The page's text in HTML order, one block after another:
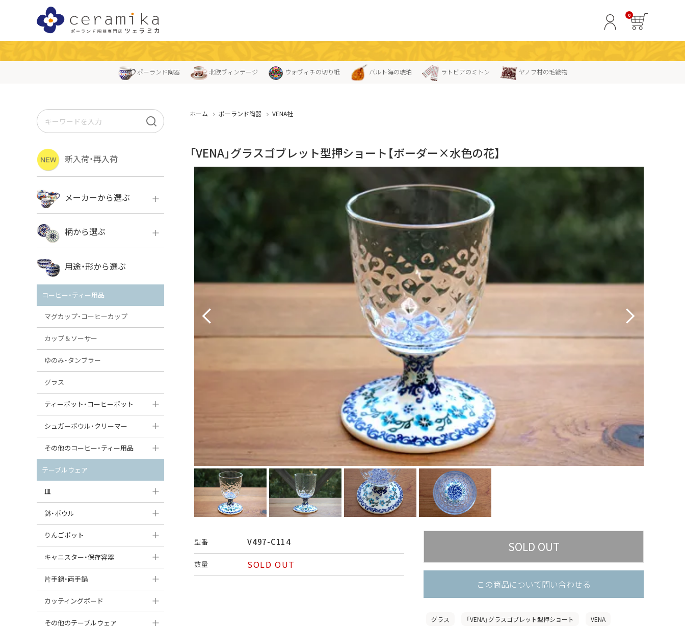
0
ポーランド陶器 北欧ヴィンテージ ウォヴィチの切り紙 バルト海の琥珀 ラトビアのミトン ヤノフ村の毛織物
ホーム ポーランド陶器 VENA社
「VENA」グラスゴブレット型押ショート【ボーダー×水色の花】
型番 V497-C114
数量
SOLD OUT
この商品について問い合わせる
グラス 「VENA」グラスゴブレット型押ショート VENA
新入荷・再入荷
メーカーから選ぶ
ボレス
VENA
ミレナ
柄から選ぶ
ボレス
用途・形から選ぶ
コーヒー・ティー用品
マグカップ・コーヒーカップ
カップ＆ソーサー
ゆのみ・タンブラー
グラス
ティーポット・コーヒーポット
ティーポット
コーヒーポット
シュガーボウル・クリーマー
シュガーボウル
クリーマー
その他のコーヒー・ティー用品
ポットウォーマー
ピッチャー
コーヒードリッパー
すべて見る
テーブルウェア
皿
大皿（24cm〜）
中皿（18〜24cm）
丸皿
スープ皿
鉢・ボウル
大鉢（21cm〜）
中鉢（16〜21cm）
丸鉢・どんぶり・ボウル
りんごポット
りんごポット
りんごポット小
キャニスター・保存容器
キャニスター
つぼ
片手鍋・両手鍋
ソースパン（片手鍋）
スープチュリーン
カッティングボード
角型カッティングボード
その他のテーブルウェア